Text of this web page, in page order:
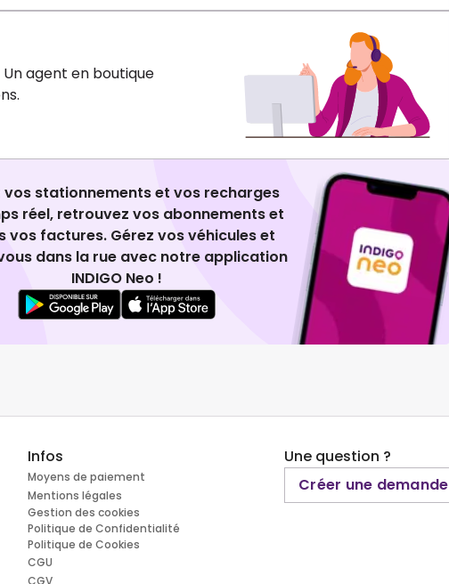
agent en boutique
vos stationnements et vos recharges
réel, retrouvez vos abonnements et
vos factures. Gérez vos véhicules et
dans la rue avec notre application
INDIGO Neo !
Infos
Moyens de paiement
Mentions légales
Gestion des cookies
Politique de Confidentialité
Politique de Cookies
CGU
Une question ?
Créer une demande